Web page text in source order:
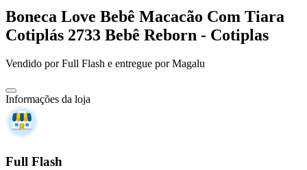
Boneca Love Bebê Macacão Com Tiara
Cotiplás 2733 Bebê Reborn - Cotiplas
Vendido porFull Flash e entregue por Magalu
Informações da loja
Full Flash